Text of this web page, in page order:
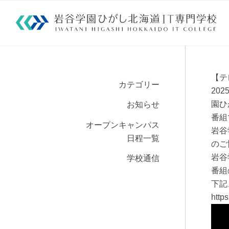
【
園
番
岩
の
岩
番
下記
カテゴリー
お知らせ
オープンキャンパス
日程一覧
学校通信